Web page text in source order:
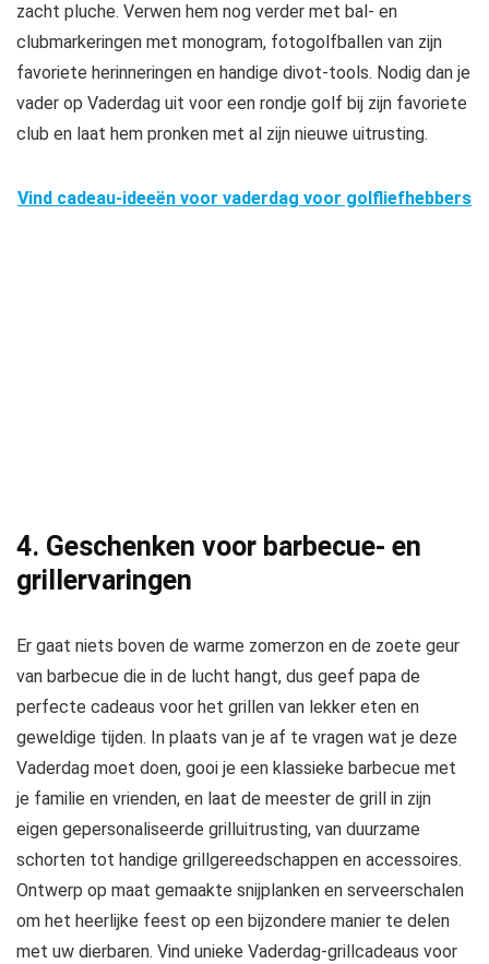
zacht pluche. Verwen hem nog verder met bal- en
clubmarkeringen met monogram, fotogolfballen van zijn
favoriete herinneringen en handige divot-tools. Nodig dan je
vader op Vaderdag uit voor een rondje golf bij zijn favoriete
club en laat hem pronken met al zijn nieuwe uitrusting.
Vind cadeau-ideeën voor vaderdag voor golfliefhebbers
4. Geschenken voor barbecue- en
grillervaringen
Er gaat niets boven de warme zomerzon en de zoete geur
van barbecue die in de lucht hangt, dus geef papa de
perfecte cadeaus voor het grillen van lekker eten en
geweldige tijden. In plaats van je af te vragen wat je deze
Vaderdag moet doen, gooi je een klassieke barbecue met
je familie en vrienden, en laat de meester de grill in zijn
eigen gepersonaliseerde grilluitrusting, van duurzame
schorten tot handige grillgereedschappen en accessoires.
Ontwerp op maat gemaakte snijplanken en serveerschalen
om het heerlijke feest op een bijzondere manier te delen
met uw dierbaren. Vind unieke Vaderdag-grillcadeaus voor